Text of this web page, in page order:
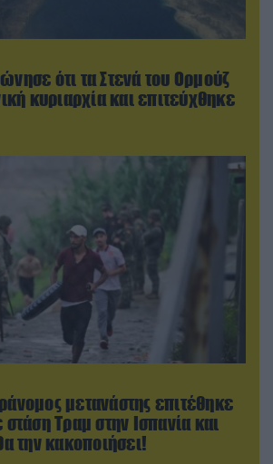
ότι τα Στενά του Ορμούζ
κυριαρχία και επιτεύχθηκε
μετανάστης επιτέθηκε
Τραμ στην Ισπανία και
την κακοποιήσει!